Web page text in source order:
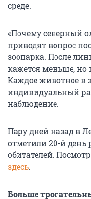
среде.
«Почему северный
приводят вопрос
зоопарка. После
кажется меньше, но
Каждое животное в
индивидуальный
наблюдение.
Пару дней назад в
отметили 20-й день
обитателей.
здесь.
Больше